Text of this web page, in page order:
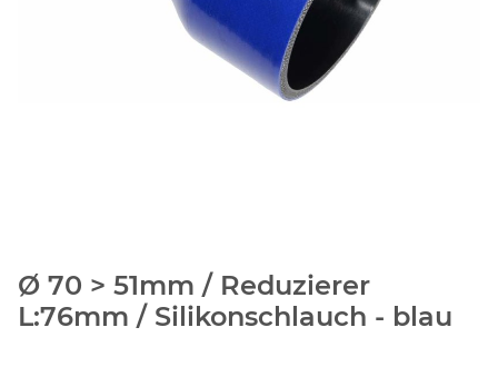
Ø 70 > 51mm / Reduzierer
L:76mm / Silikonschlauch - blau